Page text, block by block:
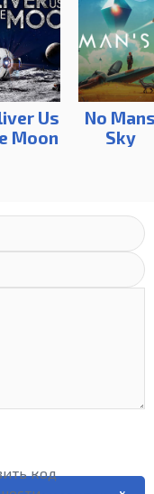
Us
Moon
No
Sky